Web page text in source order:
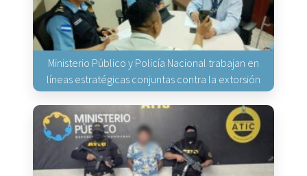
Ministerio Público y Policía Nacional trabajan en
líneas estratégicas conjuntas contra la extorsión